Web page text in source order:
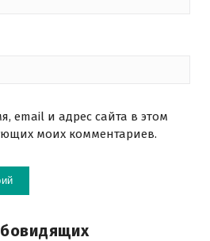
email и адрес сайта в этом
моих комментариев.